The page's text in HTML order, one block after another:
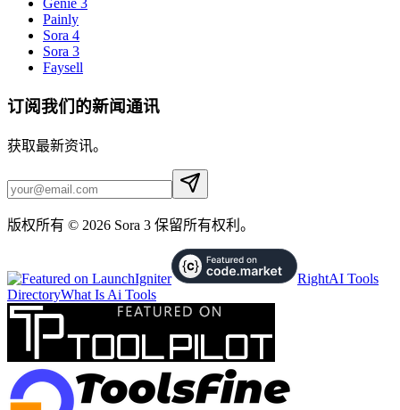
Genie 3
Painly
Sora 4
Sora 3
Faysell
订阅我们的新闻通讯
获取最新资讯。
版权所有 © 2026 Sora 3 保留所有权利。
RightAI Tools
DirectoryWhat Is Ai Tools